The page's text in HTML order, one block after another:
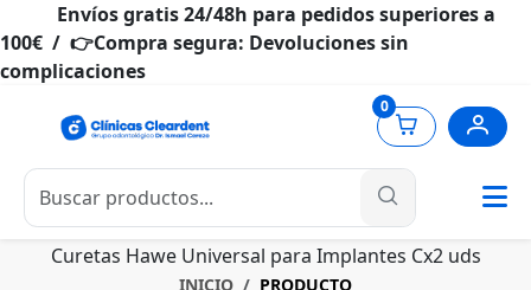
Envíos gratis 24/48h para pedidos superiores a
100€ / 👉Compra segura: Devoluciones sin
complicaciones
0
Curetas Hawe Universal para Implantes Cx2 uds
INICIO PRODUCTO